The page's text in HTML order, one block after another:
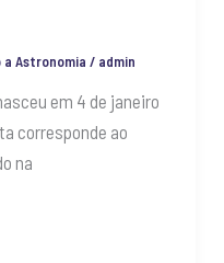
Astronomia / admin
em 4 de janeiro
corresponde ao
na